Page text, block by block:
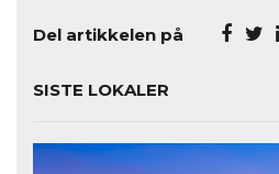
Del artikkelen på
SISTE LOKALER